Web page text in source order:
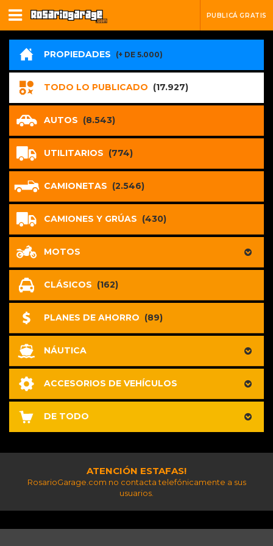
PUBLICÁ GRATIS
PROPIEDADES (+ DE 5.000)
TODO LO PUBLICADO (17.927)
AUTOS (8.543)
UTILITARIOS (774)
CAMIONETAS (2.546)
CAMIONES Y GRÚAS (430)
MOTOS
CLÁSICOS (162)
PLANES DE AHORRO (89)
NÁUTICA
ACCESORIOS DE VEHÍCULOS
DE TODO
ATENCIÓN ESTAFAS!
RosarioGarage.com no contacta telefónicamente a sus
usuarios.